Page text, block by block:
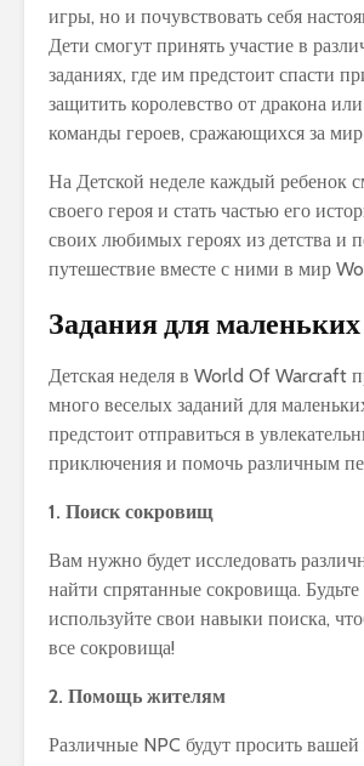
игры, но и почувствовать себя
Дети смогут принять участие в
заданиях, где им предстоит спасти
защитить королевство от дракона
команды героев, сражающихся за
На Детской неделе каждый ребенок
своего героя и стать частью его
своих любимых героях из детства и
путешествие вместе с ними в мир
Задания для маленьких
Детская неделя в World Of Warcraft
много веселых заданий для
предстоит отправиться в
приключения и помочь различным
1. Поиск сокровищ
Вам нужно будет исследовать
найти спрятанные сокровища.
используйте свои навыки поиска,
все сокровища!
2. Помощь жителям
Различные NPC будут просить